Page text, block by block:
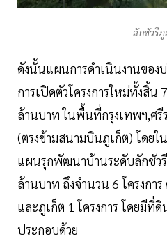
ลักชัวรีภู
ดังนั้นแผนการดำเนินงานขอ
การเปิดตัวโครงการใหม่ทั้งสิ้น
ล้านบาท ในพื้นที่กรุงเทพฯ,ศรี
(ตรงข้ามสนามบินภูเก็ต) โดย
แผนรุกพัฒนาบ้านระดับลักชัวรี
ล้านบาท ถึงจำนวน 6 โครงกา
และภูเก็ต 1 โครงการ โดยมีที่
ประกอบด้วย